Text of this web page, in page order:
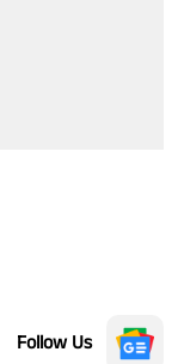
Follow Us